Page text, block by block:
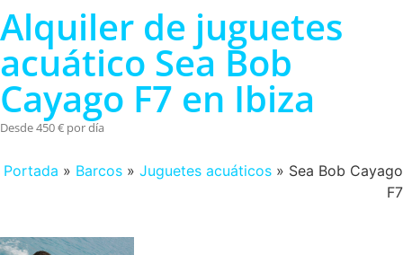
Alquiler de juguetes
acuático Sea Bob
Cayago F7 en Ibiza
Desde 450 € por día
Portada » Barcos » Juguetes acuáticos » Sea Bob Cayago
F7